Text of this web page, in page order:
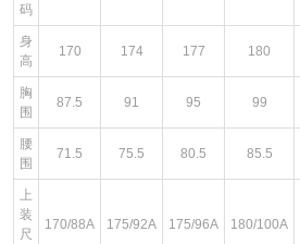
码
身
高
170 174 177 180
胸
围
87.5 91 95 99
腰
围
71.5 75.5 80.5 85.5
上
装
尺
170/88A 175/92A 175/96A 180/100A